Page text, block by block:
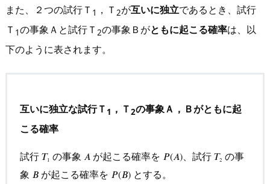
率
を
求
め
3.
互
に
独
また、２つの試行Ｔ 1 ，Ｔ 2が互いに独立であるとき、試行
Ｔ 1の事象Ａと試行Ｔ 2の事象Ｂがともに起こる確率は、以
下のように表されます。
互いに独立な試行Ｔ 1 ，Ｔ2の事象Ａ，Ｂがともに起
こる確率
試行𝑇1
T1 の事象𝐴
A が起こる確率を 𝑃(𝐴)
P(A) 、試行𝑇2
T2の事
象 𝐵
B が起こる確率を 𝑃(𝐵)
P(B) とする。